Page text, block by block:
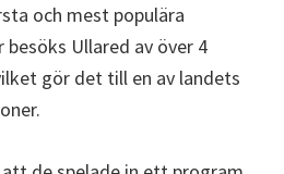
och mest populära
besöks Ullared av över 4
gör det till en av landets